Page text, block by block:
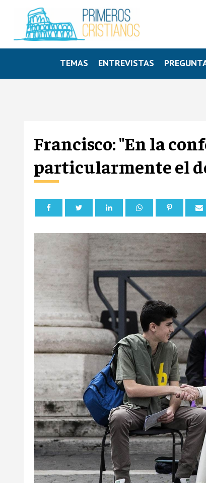
TEMAS ENTREVISTAS
Francisco: "En la
particularmente el